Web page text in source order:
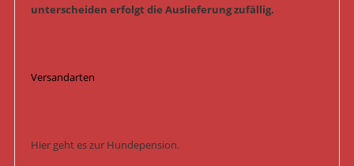
unterscheiden erfolgt die Auslieferung zufällig.
Versandarten
Hier geht es zur Hundepension.